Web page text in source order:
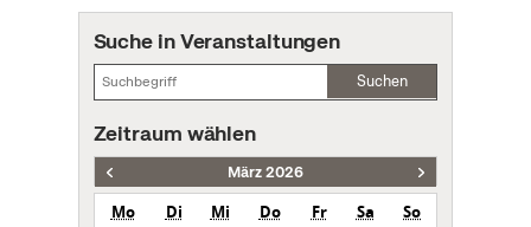
Suche in Veranstaltungen
Suchen
Zeitraum wählen
März 2026
Mo Di Mi Do Fr Sa
So